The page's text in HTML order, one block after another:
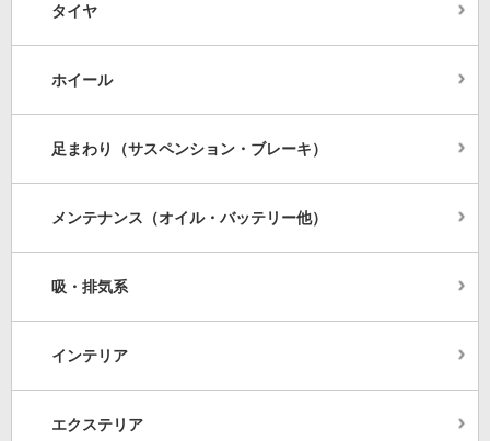
タイヤ
ホイール
足まわり（サスペンション・ブレーキ）
メンテナンス（オイル・バッテリー他）
吸・排気系
インテリア
エクステリア